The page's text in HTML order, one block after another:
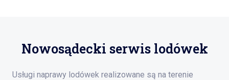
Nowosądecki serwis lodówek
Usługi naprawy lodówek realizowane są na terenie